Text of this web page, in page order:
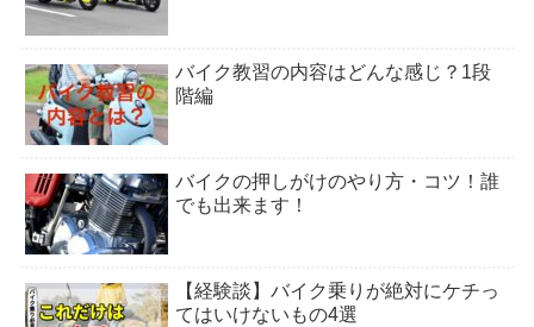
バイク教習の内容はどんな感じ？1段
階編
バイクの押しがけのやり方・コツ！誰
でも出来ます！
【経験談】バイク乗りが絶対にケチっ
てはいけないもの4選